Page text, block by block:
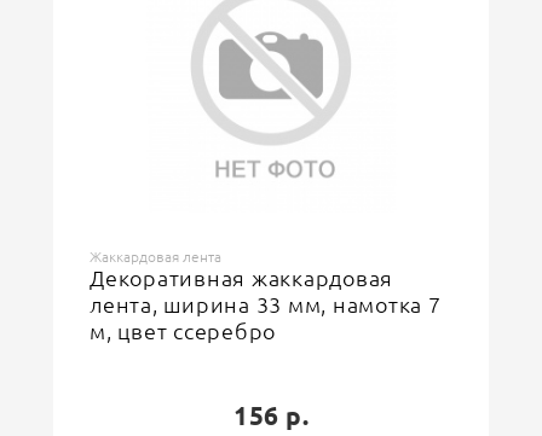
Жаккардовая лента
Декоративная жаккардовая
лента, ширина 33 мм, намотка 7
м, цвет ссеребро
156 р.